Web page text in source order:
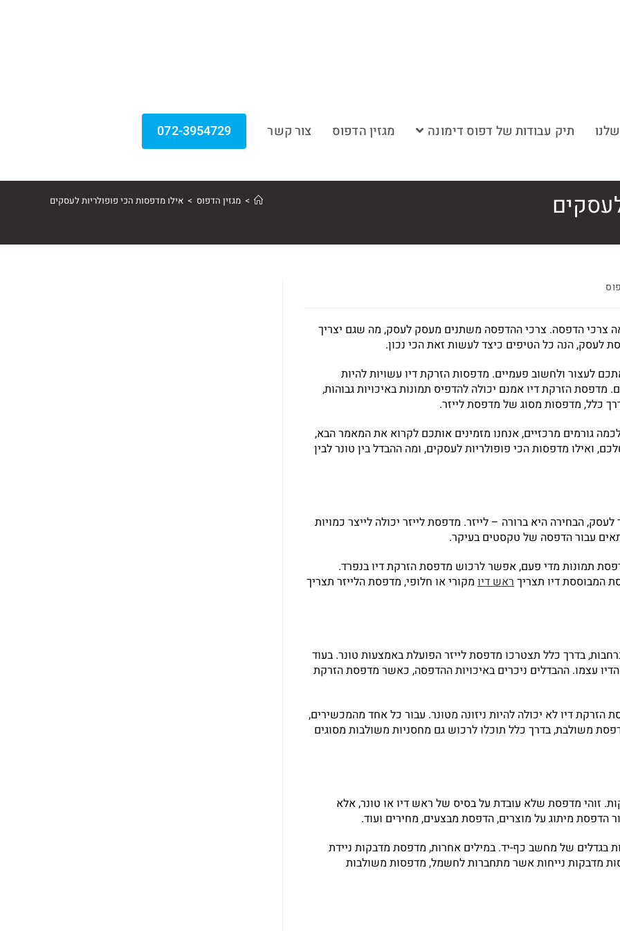
תיק עבודות של דפוס דימונה מגזין הדפוס צור קשר 072-3954729
> מגזין הדפוס > אילו מדפסות הכי פופולריות לעסקים
צרכי הדפסה. צרכי ההדפסה משתנים מעסק לעסק, מה שגם יצריך
הנה כל הטיפים כיצד לעשות זאת הכי נכון.
לעצור ולחשוב פעמיים. מדפסות הזרקת דיו עשויות להיות
מדפסת הזרקת דיו אמנם יכולה להדפיס תמונות באיכויות גבוהות,
כלל, מדפסות מסוג של מדפסת לייזר.
גורמים מרכזיים, אנחנו מזמינים אותכם לקרוא את המאמר הבא,
ואילו מדפסות הכי פופולריות לעסקים, ומה ההבדל בין טונר לבין
הבחירה היא ברורה – לייזר. מדפסת לייזר יכולה לייצר כמויות
עבור הדפסה של טקסטים בעיקר.
תמונות מדי פעם, אפשר לרכוש מדפסת הזרקת דיו בנפרד.
המבוססת דיו תצריךראש דיו מקורי או חלופי, מדפסת הלייזר תצריך
בדרך כלל תצטרכו מדפסת לייזר הפועלת באמצעות טונר. בעוד
עצמו. ההבדלים ניכרים באיכויות ההדפסה, כאשר מדפסת הזרקת
הזרקת דיו לא יכולה להיות ניזונה מטונר. עבור כל אחד מהמכשירים,
משולבת, בדרך כלל תוכלו לרכוש גם מחסניות משולבות מסוגים
זוהי מדפסת שלא עובדת על בסיס של ראש דיו או טונר, אלא
הדפסת מיתוג על מוצרים, הדפסת מבצעים, מחירים ועוד.
בגדלים של מחשב כף-יד. במילים אחרות, מדפסת מדבקות ניידת
מדבקות נייחות אשר מתחברות לחשמל, מדפסות משולבות